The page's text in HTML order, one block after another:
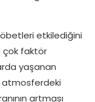
etkilediğini
çok faktör
yaşanan
atmosferdeki
artması